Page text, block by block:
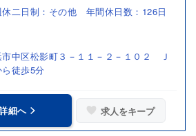
二日制：その他 年間休日数：126日
中区松影町３－１１－２－１０２ Ｊ
徒歩5分
細へ 求人をキープ